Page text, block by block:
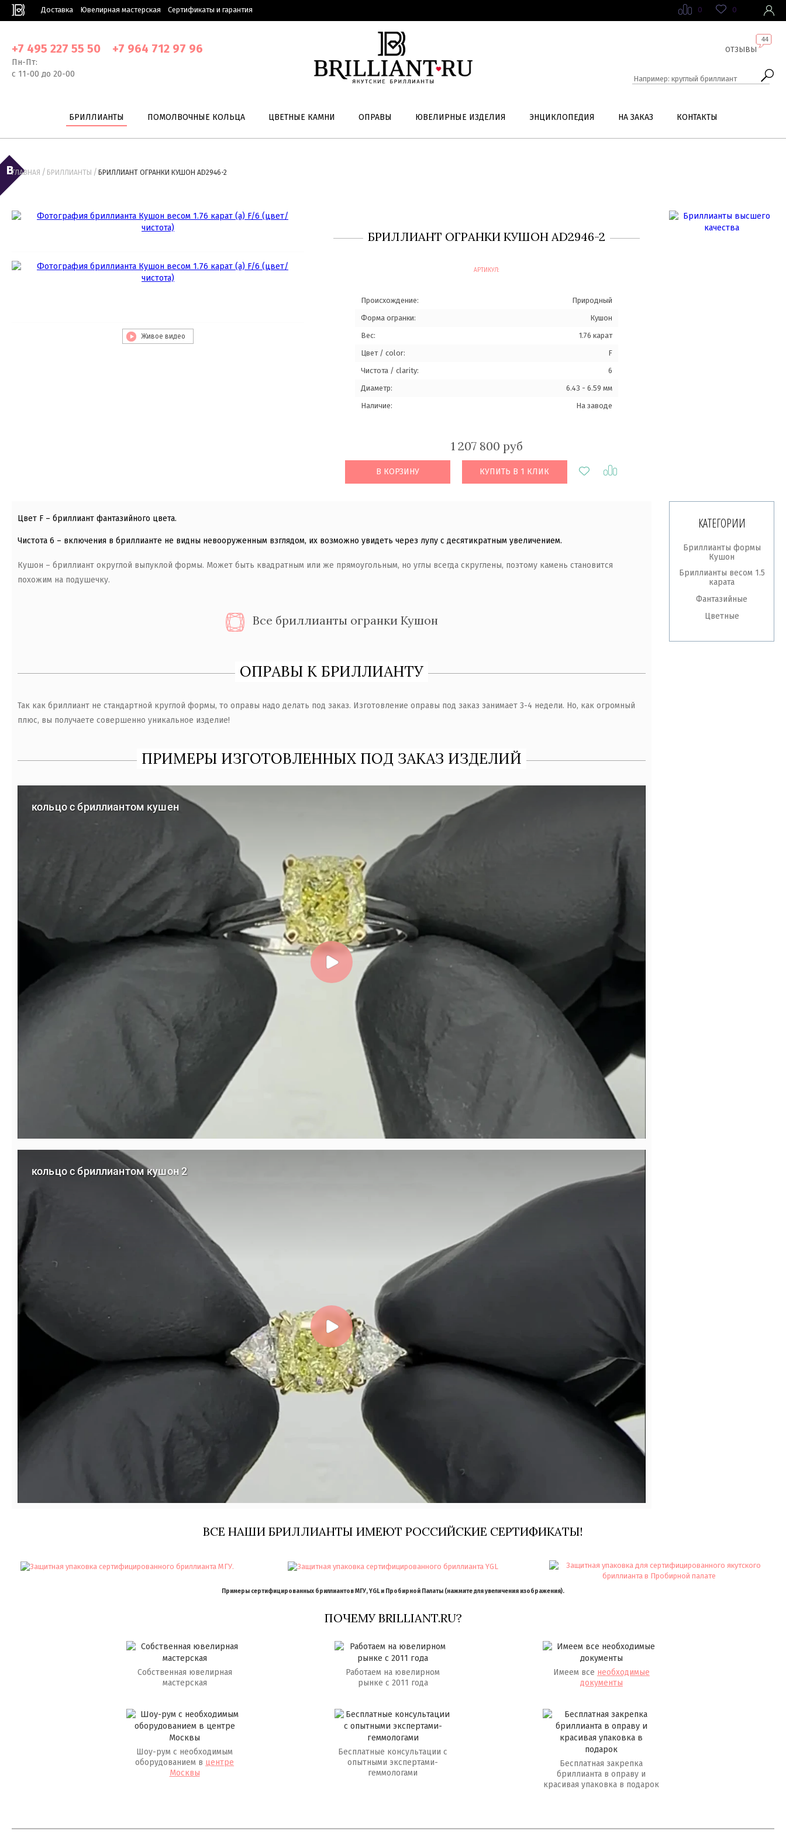
Доставка Ювелирная мастерская Сертификаты и гарантия 0 0
+7 495 227 55 50 +7 964 712 97 96
Пн-Пт:
с 11-00 до 20-00
ОТЗЫВЫ
44
БРИЛЛИАНТЫ ПОМОЛВОЧНЫЕ КОЛЬЦА ЦВЕТНЫЕ КАМНИ ОПРАВЫ ЮВЕЛИРНЫЕ ИЗДЕЛИЯ ЭНЦИКЛОПЕДИЯ НА ЗАКАЗ КОНТАКТЫ
ГЛАВНАЯ / БРИЛЛИАНТЫ / БРИЛЛИАНТ ОГРАНКИ КУШОН AD2946-2
Живое видео
БРИЛЛИАНТ ОГРАНКИ КУШОН AD2946-2
АРТИКУЛ:
Происхождение:
Природный
Форма огранки:
Кушон
Вес:
1.76 карат
Цвет / color:
F
Чистота / clarity:
6
Диаметр:
6.43 - 6.59 мм
Наличие:
На заводе
1 207 800 руб
В КОРЗИНУ КУПИТЬ В 1 КЛИК
Цвет F – бриллиант фантазийного цвета.
Чистота 6 – включения в бриллианте не видны невооруженным взглядом, их возможно увидеть через лупу с десятикратным увеличением.
Кушон – бриллиант округлой выпуклой формы. Может быть квадратным или же прямоугольным, но углы всегда скруглены, поэтому камень становится
похожим на подушечку.
Все бриллианты огранки Кушон
ОПРАВЫ К БРИЛЛИАНТУ
Так как бриллиант не стандартной круглой формы, то оправы надо делать под заказ. Изготовление оправы под заказ занимает 3-4 недели. Но, как огромный
плюс, вы получаете совершенно уникальное изделие!
ПРИМЕРЫ ИЗГОТОВЛЕННЫХ ПОД ЗАКАЗ ИЗДЕЛИЙ
КАТЕГОРИИ
Бриллианты формы
Кушон
Бриллианты весом 1.5
карата
Фантазийные
Цветные
ВСЕ НАШИ БРИЛЛИАНТЫ ИМЕЮТ РОССИЙСКИЕ СЕРТИФИКАТЫ!
Примеры сертифицированных бриллиантов МГУ, YGL и Пробирной Палаты (нажмите для увеличения изображения).
ПОЧЕМУ BRILLIANT.RU?
Собственная ювелирная
мастерская
Работаем на ювелирном
рынке с 2011 года
Имеем все необходимые
документы
Шоу-рум с необходимым
оборудованием в центре
Москвы
Бесплатные консультации с
опытными экспертами-
геммологами
Бесплатная закрепка
бриллианта в оправу и
красивая упаковка в подарок